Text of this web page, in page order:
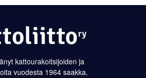
kattourakoitsijoiden ja
vuodesta 1964 saakka.